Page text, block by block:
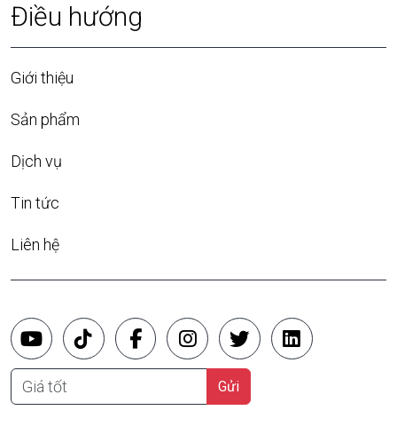
Điều hướng
Giới thiệu
Sản phẩm
Dịch vụ
Tin tức
Liên hệ
Giá tốt Gửi